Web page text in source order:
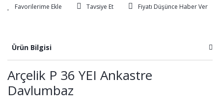
Tavsiye Et
Fiyatı Düşünce Haber Ver
Ürün Bilgisi
Arçelik P 36 YEI Ankastre
Davlumbaz